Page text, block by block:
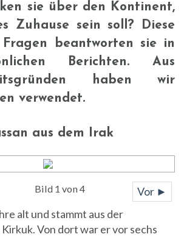
sie über den Kontinent,
Zuhause sein soll? Diese
beantworten sie in
Berichten. Aus
haben wir
verwendet.
aus dem Irak
Vor ►
Bild 1 von 4
alt und stammt aus der
Von dort war er vor sechs